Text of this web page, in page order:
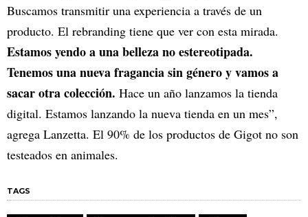
Buscamos transmitir una experiencia a través de un
producto. El rebranding tiene que ver con esta mirada.
Estamos yendo a una belleza no estereotipada.
Tenemos una nueva fragancia sin género y vamos a
sacar otra colección. Hace un año lanzamos la tienda
digital. Estamos lanzando la nueva tienda en un mes”,
agrega Lanzetta. El 90% de los productos de Gigot no son
testeados en animales.
TAGS